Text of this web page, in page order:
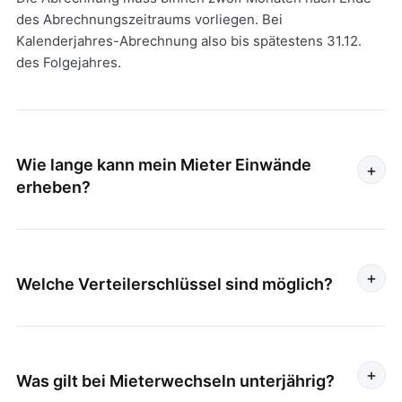
des Abrechnungszeitraums vorliegen. Bei
Kalenderjahres-Abrechnung also bis spätestens 31.12.
des Folgejahres.
Wie lange kann mein Mieter Einwände
erheben?
+
Welche Verteilerschlüssel sind möglich? +
70/30 oder 50/50.
Was gilt bei Mieterwechseln unterjährig? +